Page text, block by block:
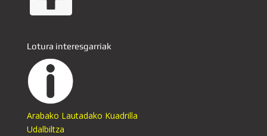
Lotura interesgarriak
Arabako Lautadako Kuadrilla
Udalbiltza